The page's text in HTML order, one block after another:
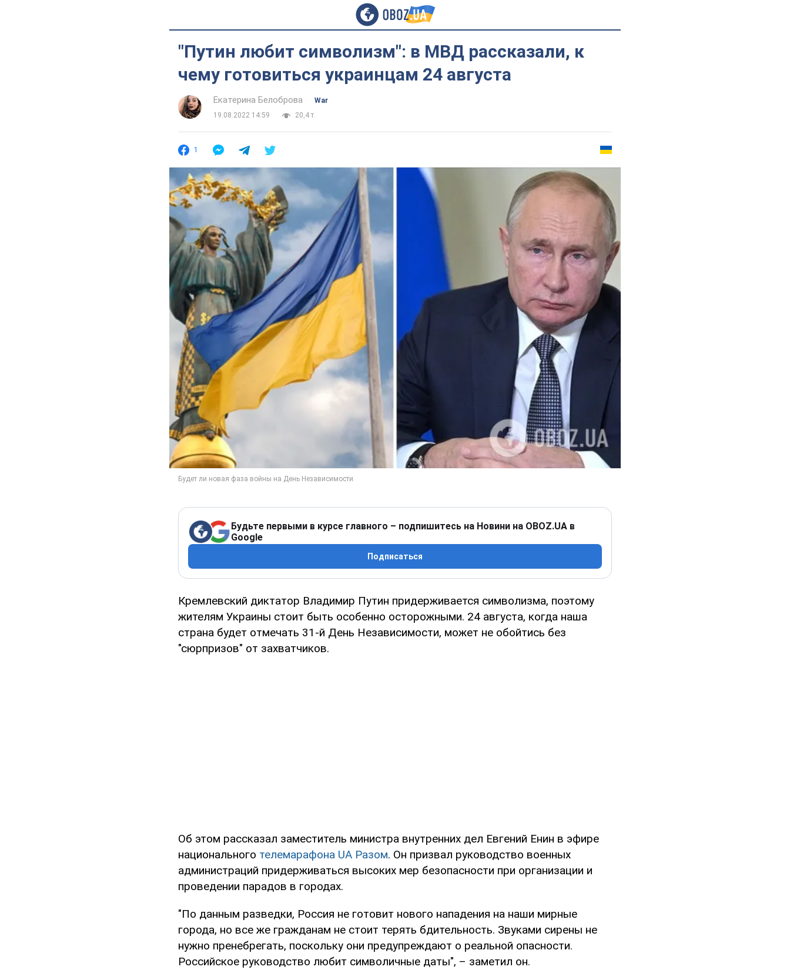
"Путин любит символизм": в МВД рассказали, к
чему готовиться украинцам 24 августа
Екатерина Белоброва
War
19.08.2022 14:59
20,4 т.
1
Будьте первыми в курсе главного – подпишитесь на Новини на OBOZ.UA в
Google
Подписаться
Кремлевский диктатор Владимир Путин придерживается символизма, поэтому
жителям Украины стоит быть особенно осторожными. 24 августа, когда наша
страна будет отмечать 31-й День Независимости, может не обойтись без
"сюрпризов" от захватчиков.
Об этом рассказал заместитель министра внутренних дел Евгений Енин в эфире
национального телемарафона UA Разом. Он призвал руководство военных
администраций придерживаться высоких мер безопасности при организации и
проведении парадов в городах.
"По данным разведки, Россия не готовит нового нападения на наши мирные
города, но все же гражданам не стоит терять бдительность. Звуками сирены не
нужно пренебрегать, поскольку они предупреждают о реальной опасности.
Российское руководство любит символичные даты", – заметил он.